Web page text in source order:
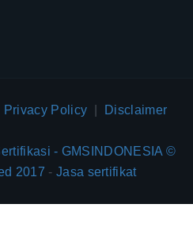
Privacy Policy Disclaimer
- GMSINDONESIA ©
2017 - Jasa sertifikat